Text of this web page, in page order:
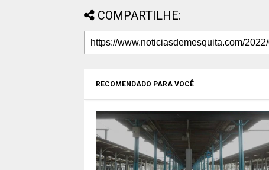
COMPARTILHE:
RECOMENDADO PARA VOCÊ